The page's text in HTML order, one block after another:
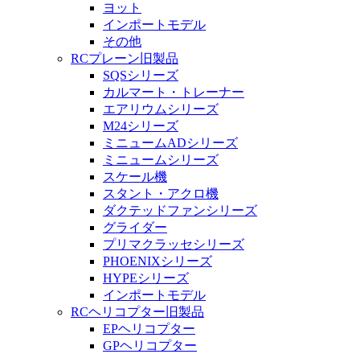
ヨット
インポートモデル
その他
RCプレーン旧製品
SQSシリーズ
カルマート・トレーナー
エアリウムシリーズ
M24シリーズ
ミニュームADシリーズ
ミニュームシリーズ
スケール機
スタント・アクロ機
ダクテッドファンシリーズ
グライダー
プリマクラッセシリーズ
PHOENIXシリーズ
HYPEシリーズ
インポートモデル
RCヘリコプター旧製品
EPヘリコプター
GPヘリコプター